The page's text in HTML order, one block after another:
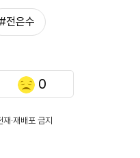
#전은수
0
·재배포 금지